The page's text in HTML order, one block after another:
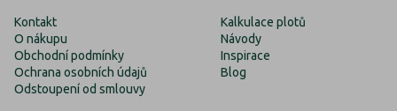
Kontakt
O nákupu
Obchodní podmínky
Ochrana osobních údajů
Odstoupení od smlouvy
Kalkulace plotů
Návody
Inspirace
Blog